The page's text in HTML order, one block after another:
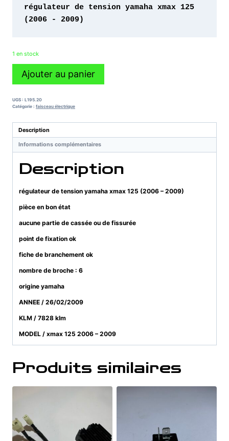
régulateur de tension yamaha xmax 125
(2006 - 2009)
1 en stock
quantité
de
tension
xmax
125
(2006
2009)
Ajouter au panier
UGS : L195.20
Catégorie : faisceau électrique
Description
Informations complémentaires
Description
régulateur de tension yamaha xmax 125 (2006 – 2009)
pièce en bon état
aucune partie de cassée ou de fissurée
point de fixation ok
fiche de branchement ok
nombre de broche : 6
origine yamaha
ANNEE / 26/02/2009
KLM / 7828 klm
MODEL / xmax 125 2006 – 2009
Produits similaires